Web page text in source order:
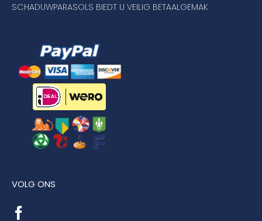
SCHADUWPARASOLS BIEDT U VEILIG BETAALGEMAK
VOLG ONS